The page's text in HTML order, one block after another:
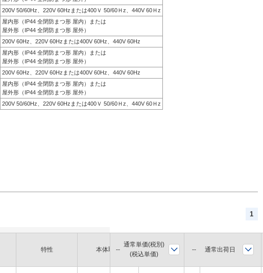
200V 50/60Hz、220V 60Hzまたは400Ｖ 50/60Ｈz、440V 60Ｈz
屋内形（IP44 全閉防まつ形 屋内）または
屋外形（IP44 全閉防まつ形 屋外）
200V 60Hz、220V 60Hzまたは400V 60Hz、440V 60Hz
屋内形（IP44 全閉防まつ形 屋内）または
屋外形（IP44 全閉防まつ形 屋外）
200V 60Hz、220V 60Hzまたは400V 60Hz、440V 60Hz
屋内形（IP44 全閉防まつ形 屋内）または
屋外形（IP44 全閉防まつ形 屋外）
200V 50/60Hz、220V 60Hzまたは400Ｖ 50/60Ｈz、440V 60Ｈz
1
特性 本体取付
軸径
(mm)
枠番
通常単価(税別)
(税込単価)
通常出荷日